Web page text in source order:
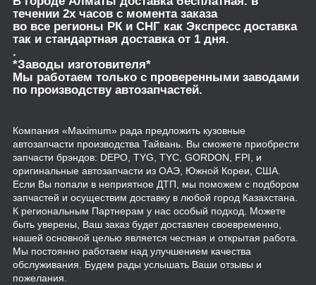
течении 2х часов с момента заказа
во все регионы РК и СНГ как Экспресс доставка
так и стандартная доставка от 1 дня.
.
*Заводы изготовителя*
Мы работаем только с проверенными заводами
по производству автозапчастей.
Компания «Maximum» рада предложить кузовные
автозапчасти производства Тайвань. Вы сможете приобрести
запчасти брэндов: DEPO, TYG, TYC, GORDON, FPI, и
оригинальные автозапчасти из ОАЭ, Южной Кореи, США.
Если Вы попали в неприятное ДТП, мы поможем с подбором
запчастей и осуществим доставку в любой город Казахстана.
К региональным Партнерам у нас особый подход. Можете
быть уверены, Ваш заказ будет доставлен своевременно,
нашей основной целью является честная и открытая работа.
Мы постоянно работаем над улучшением качества
обслуживания. Будем рады услышать Ваши отзывы и
пожелания.